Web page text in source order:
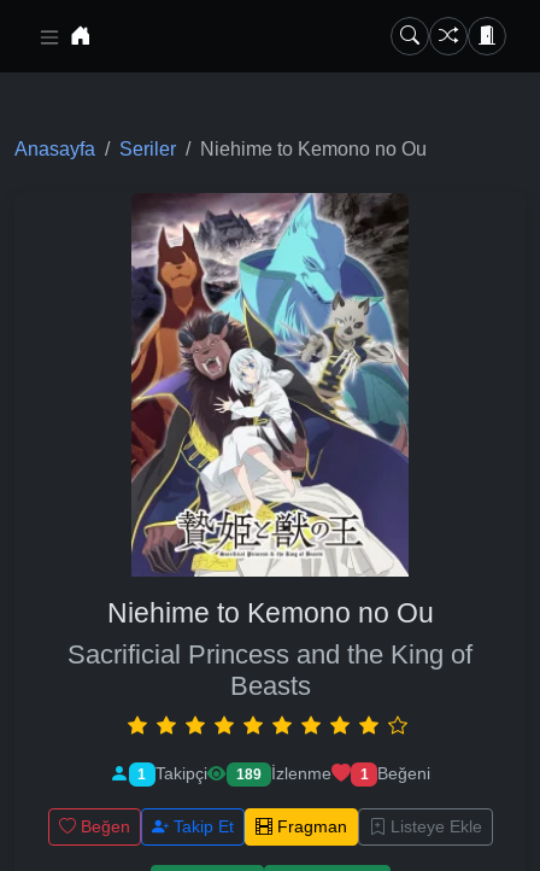
Anasayfa Seriler Niehime to Kemono no Ou
Niehime to Kemono no Ou
Sacrificial Princess and the King of
Beasts
1 Takipçi 189 İzlenme 1 Beğeni
Beğen Takip Et Fragman Listeye Ekle